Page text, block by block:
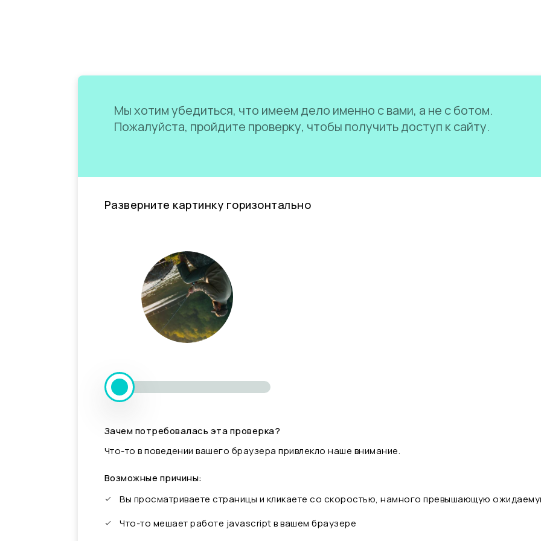
Мы хотим убедиться, что имеем дело именно с вами, а не с ботом.
Пожалуйста, пройдите проверку, чтобы получить доступ к сайту.
Разверните картинку горизонтально
Зачем потребовалась эта проверка?
Что-то в поведении вашего браузера привлекло наше внимание.
Возможные причины:
Вы просматриваете страницы и кликаете со скоростью, намного превышающую
Что-то мешает работе javascript в вашем браузере